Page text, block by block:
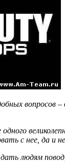
вопросов
с нее, да и
людям